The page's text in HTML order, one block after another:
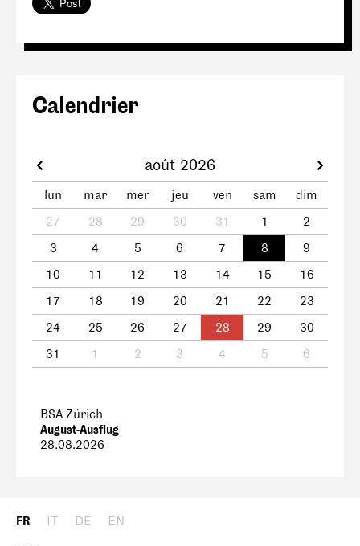
Calendrier
août 2026
lun mar mer jeu ven sam
dim
27
28 29 30 31 1
2
3
4 5 6 7 8
9
10
11 12 13 14 15
16
17
18 19 20 21 22
23
24
25 26 27 28 29
30
31
1 2 3 4 5 6
BSA Zürich
August-Ausflug
28.08.2026
FR IT DE EN